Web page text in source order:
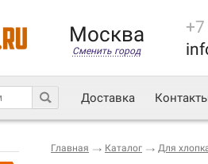
Москва
Сменить город
Доставка
Главная Каталог Для